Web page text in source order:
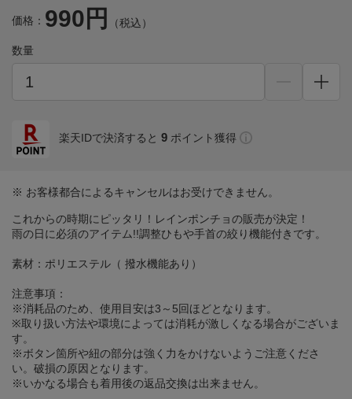
価格： 990円 （税込）
数量
楽天IDで決済すると 9 ポイント獲得
※ お客様都合によるキャンセルはお受けできません。
これからの時期にピッタリ！レインポンチョの販売が決定！
雨の日に必須のアイテム!!調整ひもや手首の絞り機能付きです。
素材：ポリエステル（ 撥水機能あり）
注意事項：
※消耗品のため、使用目安は3～5回ほどとなります。
※取り扱い方法や環境によっては消耗が激しくなる場合がございま
す。
※ボタン箇所や紐の部分は強く力をかけないようご注意くださ
い。破損の原因となります。
※いかなる場合も着用後の返品交換は出来ません。